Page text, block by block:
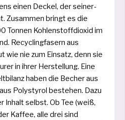
einen Deckel, der sei­ner­
Zusammen bringt es die
Tonnen Kohlenstoffdioxid im
Recyclingfasern aus
wie nie zum Einsatz, denn sie
in ihrer Herstellung. Eine
haben die Becher aus
Polystyrol bestehen. Dazu
Inhalt selbst. Ob Tee (weiß,
Kaffee, alle drei sind